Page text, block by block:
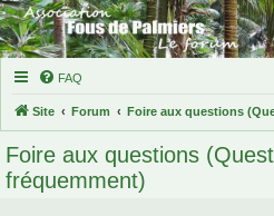
FAQ
Site Forum Foire aux questions
Foire aux questions
fréquemment)